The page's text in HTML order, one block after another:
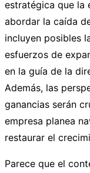
estratégica que la
abordar la caída
incluyen posibles
esfuerzos de
en la guía de la
Además, las
ganancias serán
empresa planea
restaurar el
Parece que el